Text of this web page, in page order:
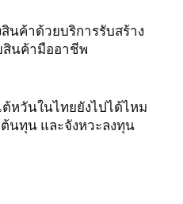
นค้าด้วยบริการรับสร้าง
สินค้ามืออาชีพ
หวันในไทยยังไปได้ไหม
ต้นทุน และจังหวะลงทุน